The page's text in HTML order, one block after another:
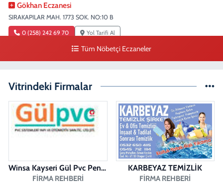
Gökhan Eczanesi
SIRAKAPILAR MAH. 1773 SOK. NO:10 B
0 (258) 242 69 70 Yol Tarifi Al
0 (258) 265 89 61 Yol Tarifi Al
Erman Eczanesi
KARAHASANLI MAH. 2040 SOK. NO:11 B
Tüm Nöbetçi Eczaneler
Vitrindeki Firmalar
Winsa Kayseri Gül Pvc Pencere Kayseri Winsa
FIRMA REHBERI
KARBEYAZ TEMİZLİK
FIRMA REHBERI